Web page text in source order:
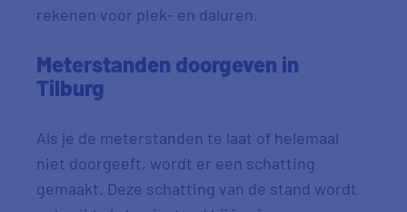
rekenen voor piek- en daluren.
Meterstanden doorgeven in
Tilburg
Als je de meterstanden te laat of helemaal
niet doorgeeft, wordt er een schatting
gemaakt. Deze schatting van de stand wordt